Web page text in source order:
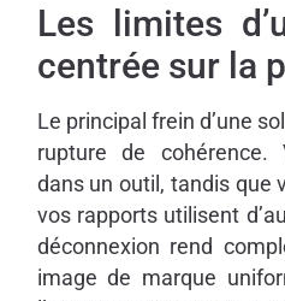
Les limites
centrée sur la
Le principal frein d’une
rupture de cohérence.
dans un outil, tandis que
vos rapports utilisent
déconnexion rend
image de marque